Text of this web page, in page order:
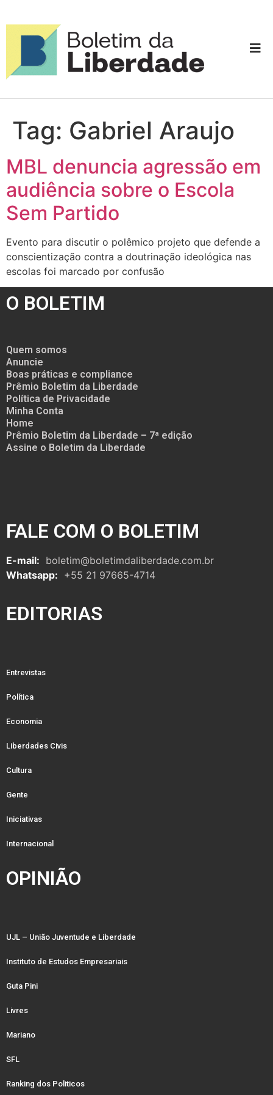
Tag: Gabriel Araujo
MBL denuncia agressão em
audiência sobre o Escola
Sem Partido
Evento para discutir o polêmico projeto que defende a
conscientização contra a doutrinação ideológica nas
escolas foi marcado por confusão
O BOLETIM
Quem somos
Anuncie
Boas práticas e compliance
Prêmio Boletim da Liberdade
Política de Privacidade
Minha Conta
Home
Prêmio Boletim da Liberdade – 7ª edição
Assine o Boletim da Liberdade
FALE COM O BOLETIM
E-mail: boletim@boletimdaliberdade.com.br
Whatsapp: +55 21 97665-4714
EDITORIAS
Entrevistas
Política
Economia
Liberdades Civis
Cultura
Gente
Iniciativas
Internacional
OPINIÃO
UJL – União Juventude e Liberdade
Instituto de Estudos Empresariais
Guta Pini
Livres
Mariano
SFL
Ranking dos Politicos